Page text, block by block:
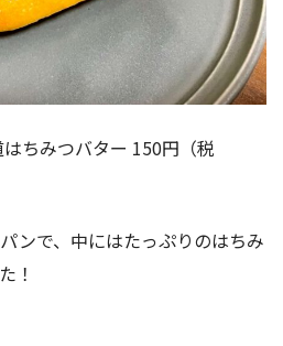
ちみつバター 150円（税
ンで、中にはたっぷりのはちみ
！